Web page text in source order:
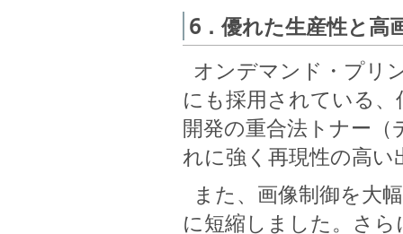
6．優れた生産性と高
オンデマンド・プリ
にも採用されている
開発の重合法トナー
れに強く再現性の高
また、画像制御を大
に短縮しました。さ